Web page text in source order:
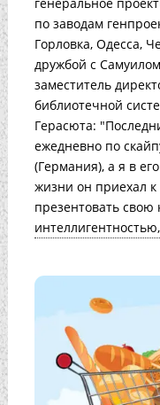
по заводам
Горловка, Одесса,
дружбой с
заместитель
библиотечной
Герасюта:
ежедневно по
(Германия), а я в
жизни он приехал
презентовать свою